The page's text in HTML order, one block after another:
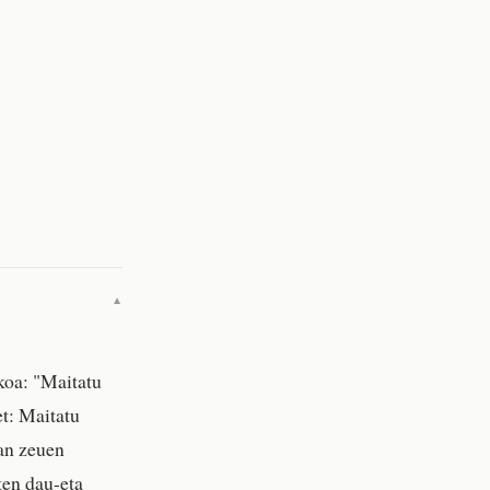
▼
"Maitatu
Maitatu
zeuen
dau-eta